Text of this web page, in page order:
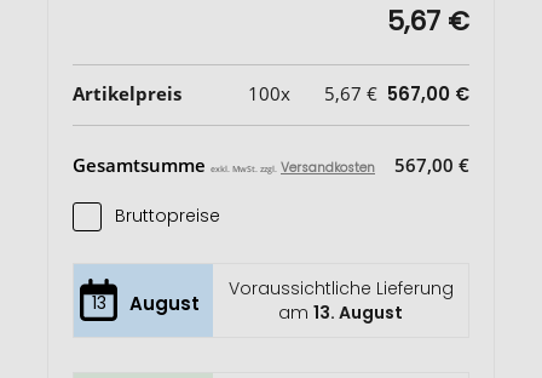
5,67 €
Artikelpreis 100x 5,67 € 567,00 €
Gesamtsumme exkl. MwSt. zzgl. Versandkosten 567,00 €
Bruttopreise
13 August
Voraussichtliche Lieferung
am13. August